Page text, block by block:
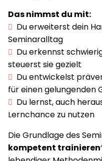
Das nimmst du mit:
Du erweiterst dein
Seminaralltag
Du erkennst
steuerst sie gezielt
Du entwickelst
für einen gelungenden
Du lernst, auch
Lernchance zu nutzen
Die Grundlage des
kompetent trainieren